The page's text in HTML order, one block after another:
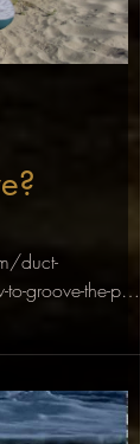
duct-
the-poo-